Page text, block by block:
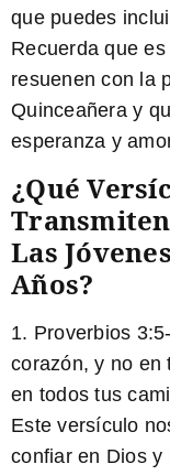
que puedes
Recuerda que
resuenen con la
Quinceañera y
esperanza y
¿Qué
Las
Años?
1. Proverbios
corazón, y no en
en todos tus
Este versículo
confiar en Dios y